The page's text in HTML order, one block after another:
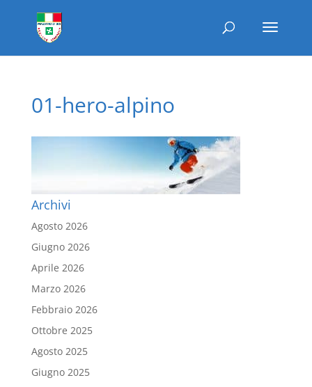
01-hero-alpino
Archivi
Agosto 2026
Giugno 2026
Aprile 2026
Marzo 2026
Febbraio 2026
Ottobre 2025
Agosto 2025
Giugno 2025